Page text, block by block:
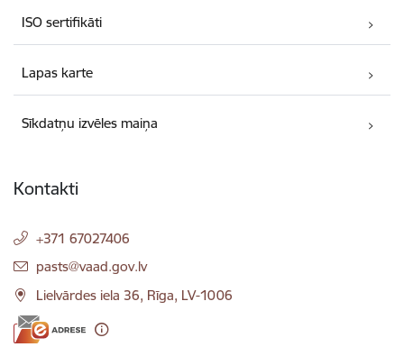
ISO sertifikāti
Lapas karte
Sīkdatņu izvēles maiņa
Kontakti
+371 67027406
E-pasts:
pasts@vaad.gov.lv
Lielvārdes iela 36, Rīga, LV-1006